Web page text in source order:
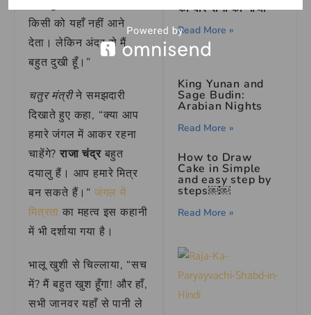
किसी को यहाँ नहीं आने
देता। लेकिन अंदर से मैं
बहुत दुखी हूँ।”
चतुर मंत्रीने समझदारी
दिखाते हुए कहा, “क्या आप
हमारे जंगल में आकर रहना
चाहेंगे? राजा चंद्रबहुत
दयालु हैं। आप हमारे मित्र
बन सकते हैं।” जंगल में
मित्रता का महत्व इस कहानी
में भी दर्शाया गया है।
भालू खुशी से चिल्लाया, “सच
में? मैं बहुत खुश हूँगा! और हाँ,
सभी जानवर यहाँ से पानी ले
की वीर रानी की गाथा
Read More »
King Yunan and
Sage Budin:
Arabian Nights
Read More »
How to Draw
Cake in Simple
and easy step by
steps￼￼
Read More »